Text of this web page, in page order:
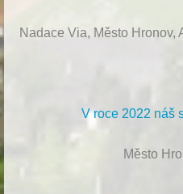
Nadace Via, Město Hronov,
V roce 2022 náš
Město